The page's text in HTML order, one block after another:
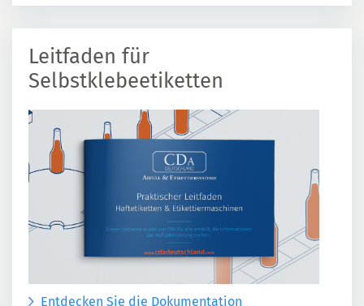
Leitfaden für
Selbstklebeetiketten
Entdecken Sie die Dokumentation